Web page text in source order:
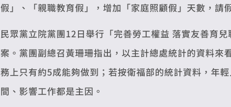
假」、「親職教育假」，增加「家庭照顧假」天數，請
民眾黨立院黨團12日舉行「完善勞工權益 落實友善育
案。黨團副總召黃珊珊指出，以主計總處統計的資料
務上只有約5成能夠做到；若按衛福部的統計資料，年
間、影響工作都是主因。